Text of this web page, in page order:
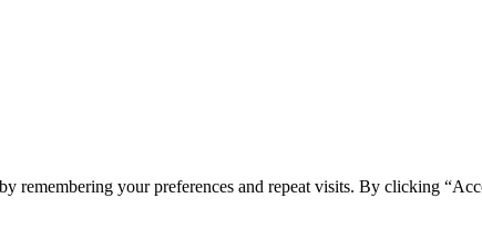
remembering your preferences and repeat visits. By clicking